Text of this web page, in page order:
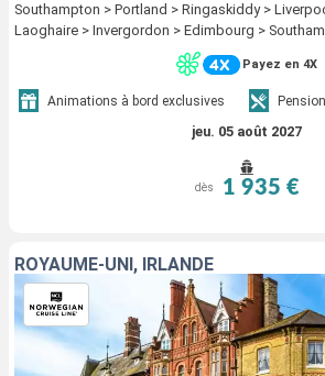
Southampton > Portland > Ringaskiddy >
Laoghaire > Invergordon > Edimbourg >
Payez en 4X
Animations à bord exclusives
jeu. 05 août 2027
dès 1 935 €
ROYAUME-UNI, IRLANDE